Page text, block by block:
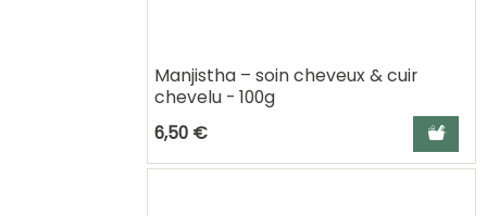
Manjistha – soin cheveux & cuir
chevelu - 100g
6,50 €
Ajouter